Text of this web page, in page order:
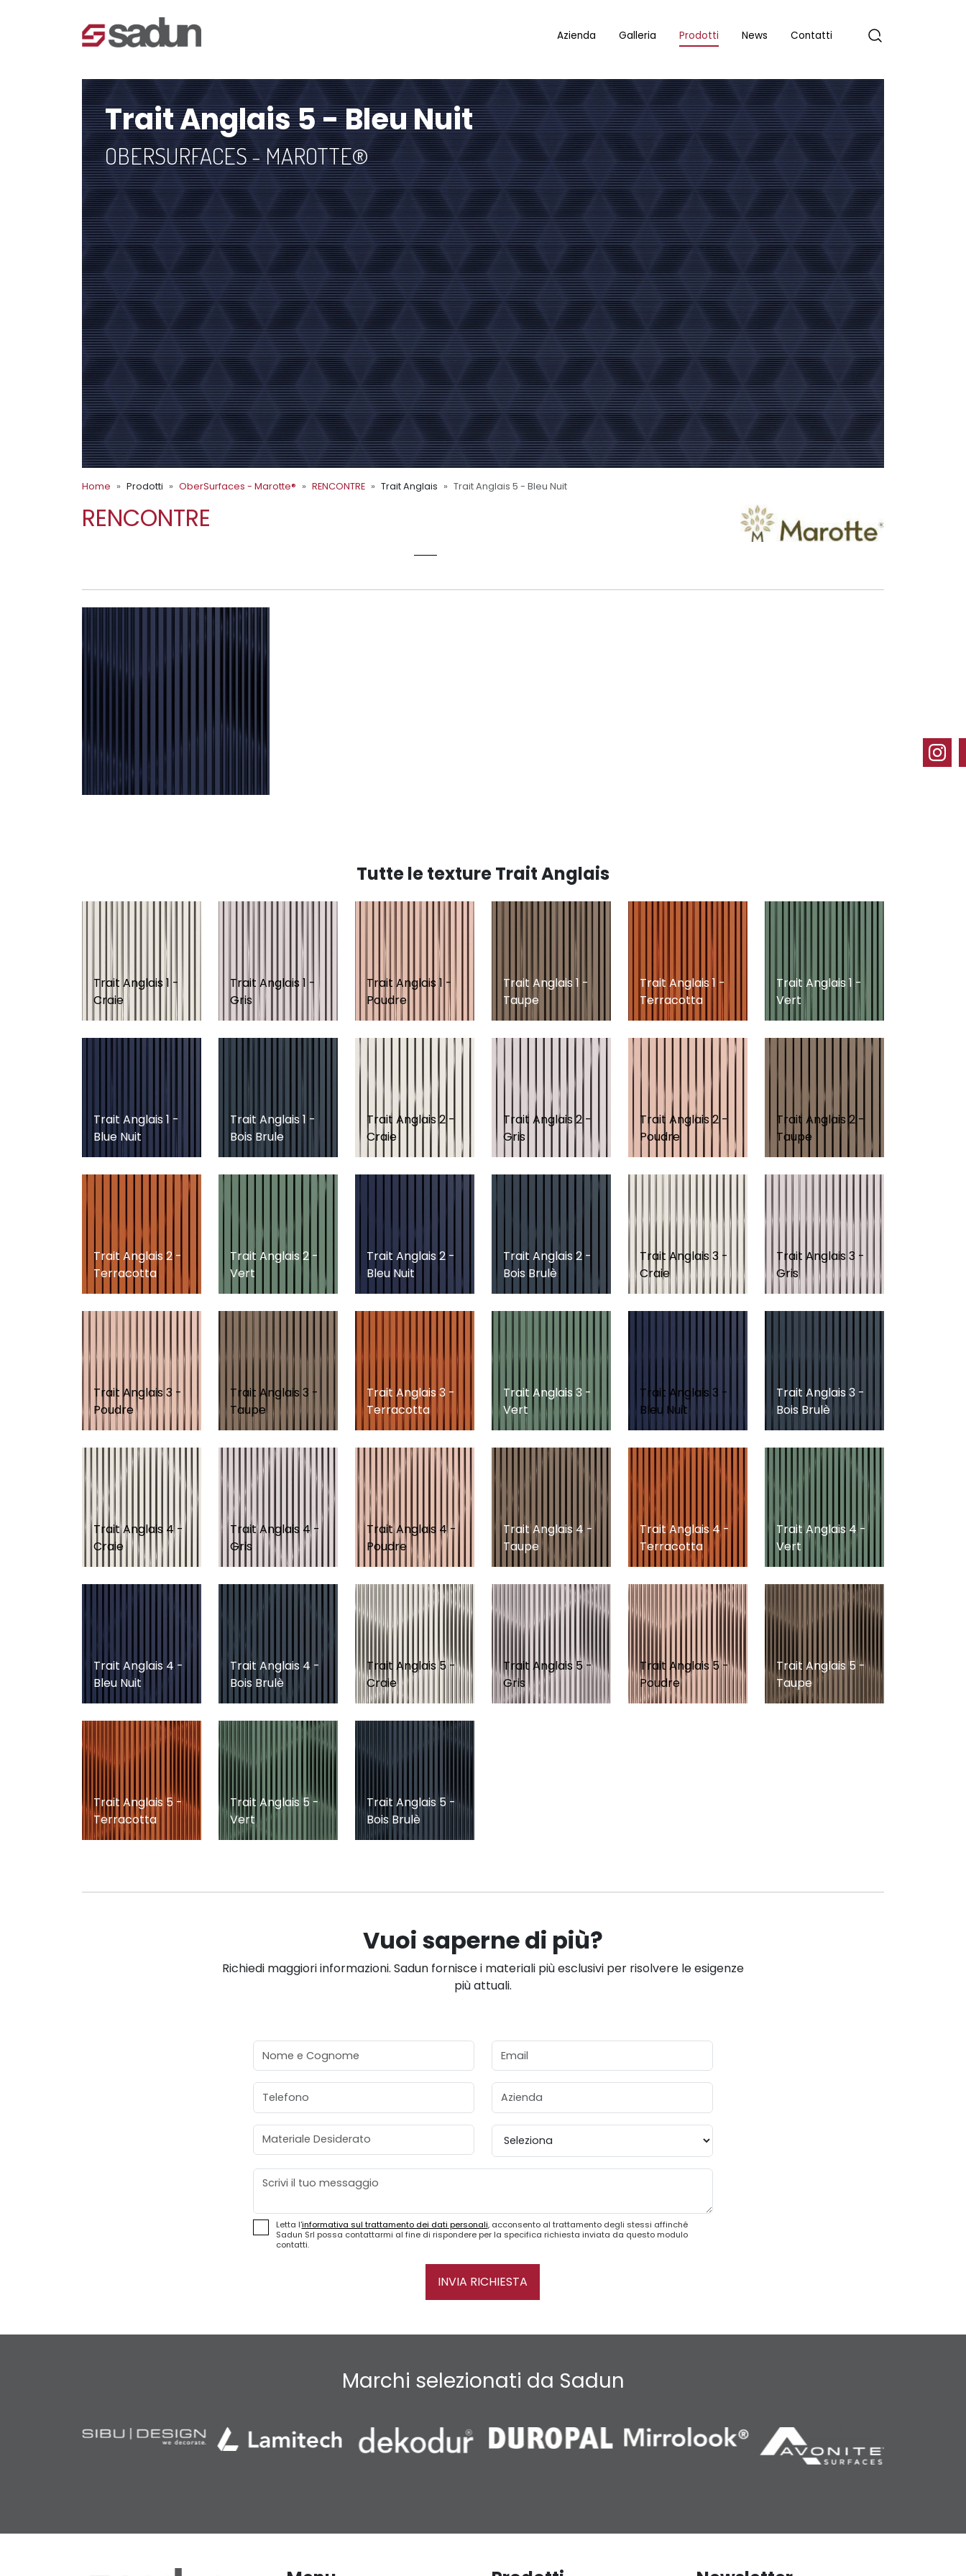
Azienda Galleria Prodotti News Contatti
Trait Anglais 5 - Bleu Nuit
OBERSURFACES - MAROTTE®
Home Prodotti OberSurfaces - Marotte® RENCONTRE Trait Anglais Trait Anglais 5 - Bleu Nuit
RENCONTRE
Tutte le texture Trait Anglais
Trait Anglais 1 -
Craie
Trait Anglais 1 -
Gris
Trait Anglais 1 -
Poudre
Trait Anglais 1 -
Taupe
Trait Anglais 1 -
Terracotta
Trait Anglais 1 -
Vert
Trait Anglais 1 -
Blue Nuit
Trait Anglais 1 -
Bois Brule
Trait Anglais 2 -
Craie
Trait Anglais 2 -
Gris
Trait Anglais 2 -
Poudre
Trait Anglais 2 -
Taupe
Trait Anglais 2 -
Terracotta
Trait Anglais 2 -
Vert
Trait Anglais 2 -
Bleu Nuit
Trait Anglais 2 -
Bois Brulè
Trait Anglais 3 -
Craie
Trait Anglais 3 -
Gris
Trait Anglais 3 -
Poudre
Trait Anglais 3 -
Taupe
Trait Anglais 3 -
Terracotta
Trait Anglais 3 -
Vert
Trait Anglais 3 -
Bleu Nuit
Trait Anglais 3 -
Bois Brulè
Trait Anglais 4 -
Craie
Trait Anglais 4 -
Gris
Trait Anglais 4 -
Poudre
Trait Anglais 4 -
Taupe
Trait Anglais 4 -
Terracotta
Trait Anglais 4 -
Vert
Trait Anglais 4 -
Bleu Nuit
Trait Anglais 4 -
Bois Brulè
Trait Anglais 5 -
Craie
Trait Anglais 5 -
Gris
Trait Anglais 5 -
Poudre
Trait Anglais 5 -
Taupe
Trait Anglais 5 -
Terracotta
Trait Anglais 5 -
Vert
Trait Anglais 5 -
Bois Brulè
Vuoi saperne di più?
Richiedi maggiori informazioni. Sadun fornisce i materiali più esclusivi per risolvere le esigenze
più attuali.
Nome e Cognome Email
Telefono Azienda
Materiale Desiderato Provincia
Messaggio
Letta l'informativa sul trattamento dei dati personali, acconsento al trattamento degli stessi affinché
Sadun Srl possa contattarmi al fine di rispondere per la specifica richiesta inviata da questo modulo
contatti.
INVIA RICHIESTA
Marchi selezionati da Sadun